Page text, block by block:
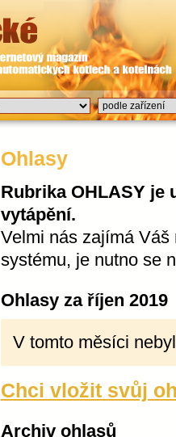
Ohlasy
Rubrika OHLASY je
vytápění.
Velmi nás zajímá
systému, je nutno se
Ohlasy za říjen 2019
V tomto měsíci
Chci vložit svůj
Archiv ohlasů